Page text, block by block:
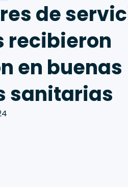
de
recibieron
en buenas
sanitarias